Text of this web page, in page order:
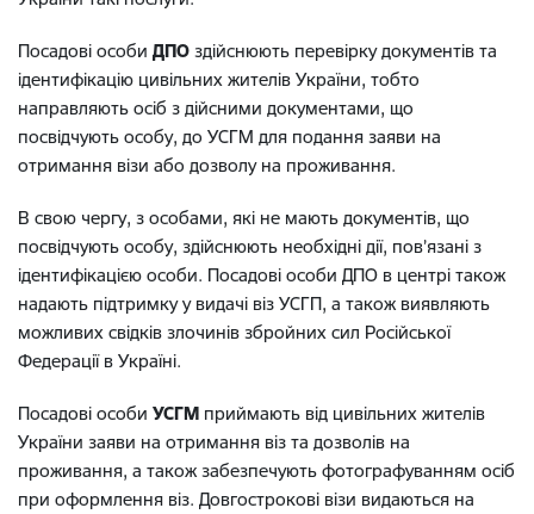
Посадові особи ДПО здійснюють перевірку документів та
ідентифікацію цивільних жителів України, тобто
направляють осіб з дійсними документами, що
посвідчують особу, до УСГМ для подання заяви на
отримання візи або дозволу на проживання.
В свою чергу, з особами, які не мають документів, що
посвідчують особу, здійснюють необхідні дії, пов’язані з
ідентифікацією особи. Посадові особи ДПО в центрі також
надають підтримку у видачі віз УСГП, а також виявляють
можливих свідків злочинів збройних сил Російської
Федерації в Україні.
Посадові особи УСГМ приймають від цивільних жителів
України заяви на отримання віз та дозволів на
проживання, а також забезпечують фотографуванням осіб
при оформлення віз. Довгострокові візи видаються на